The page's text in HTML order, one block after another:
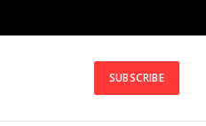
SUBSCRIBE